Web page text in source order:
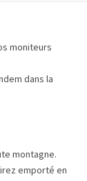
moniteurs
dans la
montagne.
emporté en